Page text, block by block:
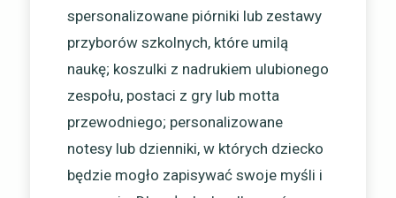
spersonalizowane piórniki lub zestawy
przyborów szkolnych, które umilą
naukę; koszulki z nadrukiem ulubionego
zespołu, postaci z gry lub motta
przewodniego; personalizowane
notesy lub dzienniki, w których dziecko
będzie mogło zapisywać swoje myśli i